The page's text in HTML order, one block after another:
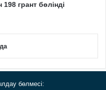
198 грант бөлінді
бөлмесі: